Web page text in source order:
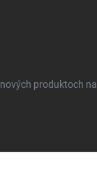
produktoch na